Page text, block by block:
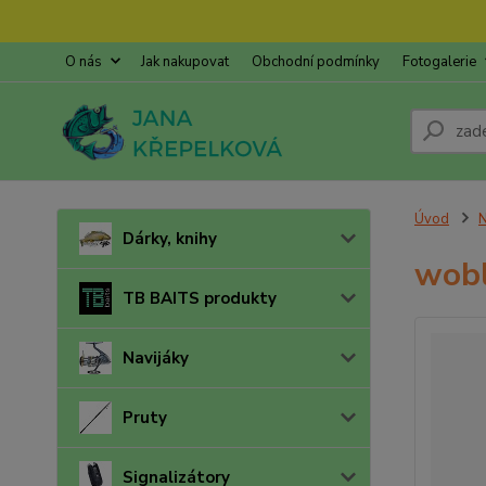
O nás Jak nakupovat Obchodní podmínky Fotogalerie
Dárky, knihy
TB BAITS produkty
Navijáky
Pruty
Signalizátory
Úvod